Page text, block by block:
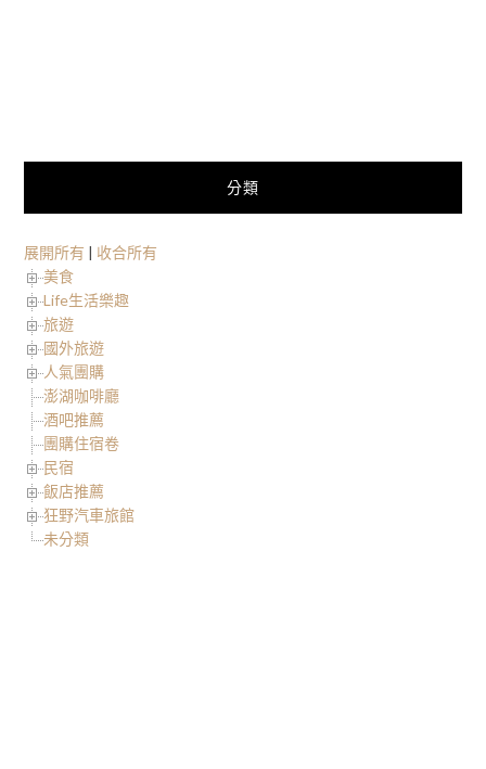
分類
展開所有 | 收合所有
美食
Life生活樂趣
旅遊
國外旅遊
人氣團購
澎湖咖啡廳
酒吧推薦
團購住宿卷
民宿
飯店推薦
狂野汽車旅館
未分類